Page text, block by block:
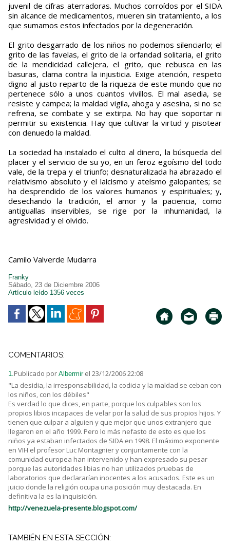
juvenil de cifras aterradoras. Muchos corroídos por el SIDA
sin alcance de medicamentos, mueren sin tratamiento, a los
que sumamos estos infectados por la degeneración.
El grito desgarrado de los niños no podemos silenciarlo; el
grito de las favelas, el grito de la orfandad solitaria, el grito
de la mendicidad callejera, el grito, que rebusca en las
basuras, clama contra la injusticia. Exige atención, respeto
digno al justo reparto de la riqueza de este mundo que no
pertenece sólo a unos cuantos vivillos. El mal asedia, se
resiste y campea; la maldad vigila, ahoga y asesina, si no se
refrena, se combate y se extirpa. No hay que soportar ni
permitir su existencia. Hay que cultivar la virtud y pisotear
con denuedo la maldad.
La sociedad ha instalado el culto al dinero, la búsqueda del
placer y el servicio de su yo, en un feroz egoísmo del todo
vale, de la trepa y el triunfo; desnaturalizada ha abrazado el
relativismo absoluto y el laicismo y ateísmo galopantes; se
ha desprendido de los valores humanos y espirituales; y,
desechando la tradición, el amor y la paciencia, como
antiguallas inservibles, se rige por la inhumanidad, la
agresividad y el olvido.
Camilo Valverde Mudarra
Franky
Sábado, 23 de Diciembre 2006
Artículo leído 1356 veces
COMENTARIOS:
1.Publicado por Albermir el 23/12/2006 22:08
"La desidia, la irresponsabilidad, la codicia y la maldad se ceban con
los niños, con los débiles"
Es verdad lo que dices, en parte, porque los culpables son los
propios libios incapaces de velar por la salud de sus propios hijos. Y
tienen que culpar a alguien y que mejor que unos extranjero que
llegaron en el año 1999. Pero lo más nefasto de esto es que los
niños ya estaban infectados de SIDA en 1998. El máximo exponente
en VIH el profesor Luc Montagnier y conjuntamente con la
comunidad europea han intervenido y han expresado su pesar
porque las autoridades libias no han utilizados pruebas de
laboratorios que declararían inocentes a los acusados. Este es un
juicio donde la religión ocupa una posición muy destacada. En
definitiva la es la inquisición.
http://venezuela-presente.blogspot.com/
TAMBIÉN EN ESTA SECCIÓN: